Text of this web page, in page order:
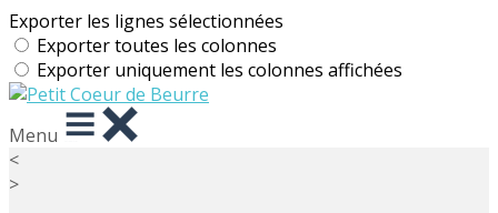
Exporter les lignes sélectionnées
Exporter toutes les colonnes
Exporter uniquement les colonnes affichées
Menu
<
>